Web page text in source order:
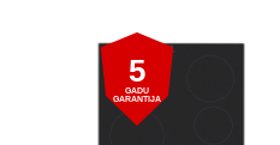
5
GADU
GARANTIJA